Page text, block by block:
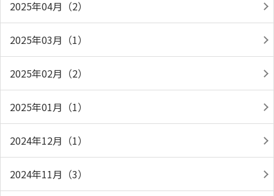
2025年04月（2）
2025年03月（1）
2025年02月（2）
2025年01月（1）
2024年12月（1）
2024年11月（3）